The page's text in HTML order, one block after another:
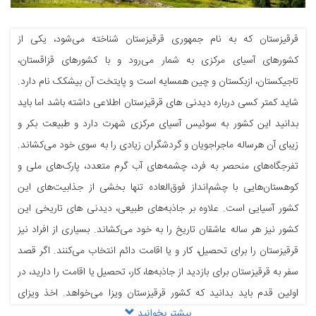
قرقیزستان که به نام جمهوری قرقیزستان شناخته می‌شود، یکی از
کشورهای آسیای مرکزی به شمار می‌رود و با کشورهای قزاقستان،
تاجیکستان، ازبکستان و چین همسایه است و پایتخت آن بیشکک نام دارد.
شاید کمتر کسی درباره دیدنی های قرقیزستان اطلاعی داشته باشد اما باید
بدانید این کشور به سوئیس آسیای مرکزی شهرت دارد و طبیعت بکر و
زیبای آن هرساله ماجراجویان و گردشگران زیادی را به سوی خود می‌کشاند.
تفرجگاه‌های منحصر به فرد، چشمه‌های آب گرم متعدد، پارک‌های ملی و
کوهستان‌هایی با چشم‌انداز فوق‌العاده تنها بخشی از جذابیت‌های این
کشور آسیایی است. علاوه بر جاذبه‌های طبیعی، دیدنی های تاریخی این
کشور نیز هر ساله عاشقان تاریخ را به خود می‌کشاند. بسیاری از افراد نیز
قرقیزستان را برای تحصیل، کار و یا اقامت دائم انتخاب می‌کنند. اگر قصد
سفر به قرقیزستان برای بازدید از جاذبه‌ها، کار، تحصیل یا اقامت را دارید، در
اولین قدم باید بدانید که کشور قرقیزستان ویزا می‌خواهد. اخذ ویزای